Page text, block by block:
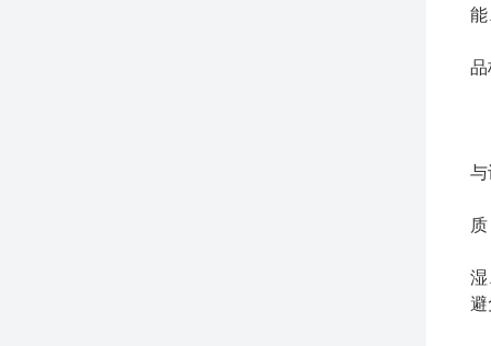
能
品
与
湿
避